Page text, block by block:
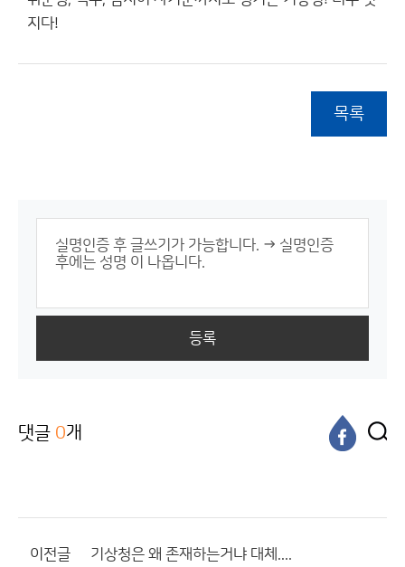
지다!
목록
등록
댓글 0개
이전글 기상청은 왜 존재하는거냐 대체....